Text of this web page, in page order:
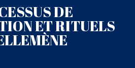
DE
ET RITUELS